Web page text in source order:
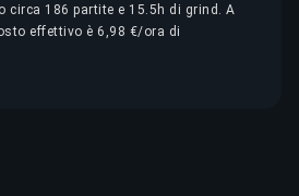
circa 186 partite e 15.5h di grind. A
effettivo è 6,98 €/ora di